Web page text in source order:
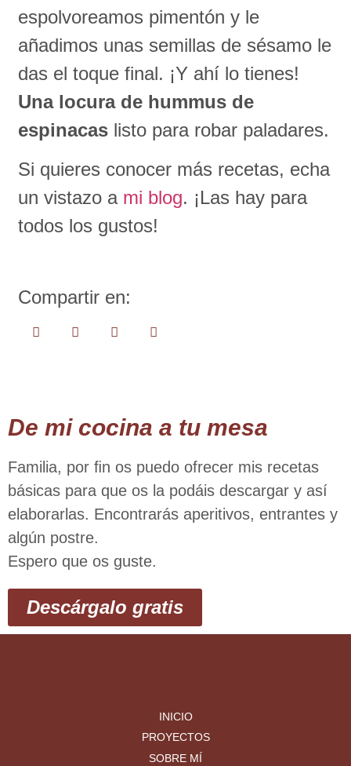
espolvoreamos pimentón y le
añadimos unas semillas de sésamo le
das el toque final. ¡Y ahí lo tienes!
Una locura de hummus de
espinacas listo para robar paladares.
Si quieres conocer más recetas, echa
un vistazo a mi blog. ¡Las hay para
todos los gustos!
Compartir en:
De mi cocina a tu mesa
Familia, por ﬁn os puedo ofrecer mis recetas
básicas para que os la podáis descargar y así
elaborarlas. Encontrarás aperitivos, entrantes y
algún postre.
Espero que os guste.
Descárgalo gratis
INICIO
PROYECTOS
SOBRE MÍ